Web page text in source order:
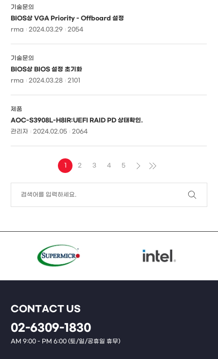
기술문의
BIOS상 VGA Priority - Offboard 설정
rma
2024.03.29 2054
기술문의
BIOS상 BIOS 설정 초기화
rma
2024.03.28 2101
제품
AOC-S3908L-H8IR:UEFI RAID PD 상태확인.
관리자
2024.02.05 2064
1 2 3 4 5
CONTACT US
02-6309-1830
AM 9:00 - PM 6:00 (토/일/공휴일 휴무)